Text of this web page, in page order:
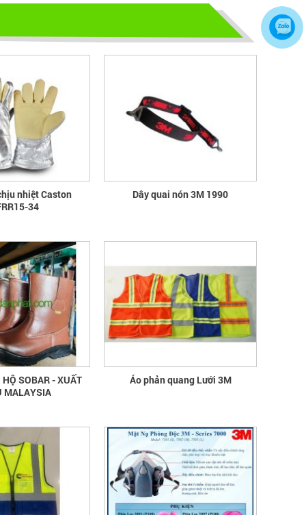
CHÂN BẠN NGUY HIỂM
hợp nhé
TỦ ĐỰNG HÓA CHẤT CÓ LỌC HẤP
bao ho lao dong - Khóa tập huấn
Truyền thông viên nguồn về AT-
quần áo bảo hộ - Hội nghị Mạng
thông tin quốc gia về ATVSLĐ lần
quần áo bảo hộ - Hội nghị Mạng thông
tin quốc gia về ATVSLĐ lần thứ 16
Hướng dẫn chọn mua và sử dụng
nhiệt Caston
34
Dây quai nón 3M 1990
HỘ SOBAR - XUẤT
MALAYSIA
Áo phản quang Lưới 3M